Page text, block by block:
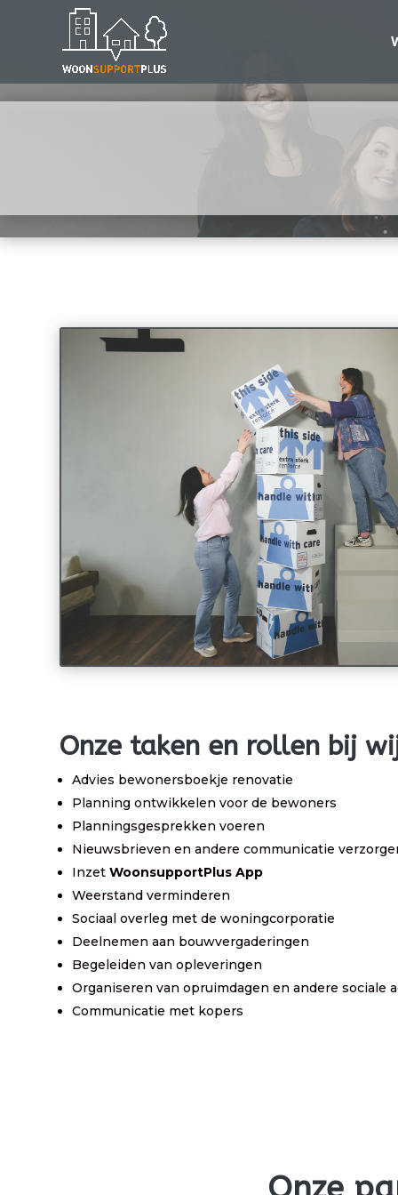
Onze taken en rollen bij
Advies bewonersboekje renovatie
Planning ontwikkelen voor de bewoners
Planningsgesprekken voeren
Nieuwsbrieven en andere communicatie
InzetWoonsupportPlus App
Weerstand verminderen
Sociaal overleg met de woningcorporatie
Deelnemen aan bouwvergaderingen
Begeleiden van opleveringen
Organiseren van opruimdagen en andere sociale
Communicatie met kopers